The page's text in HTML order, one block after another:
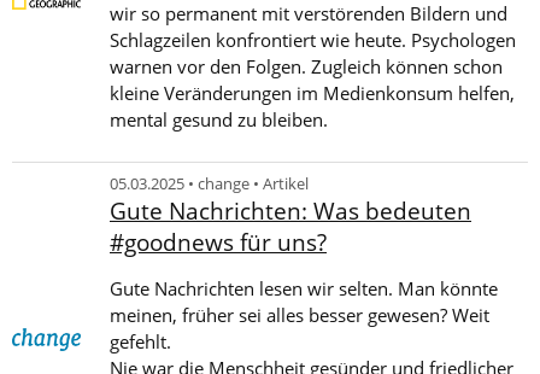
wir so permanent mit verstörenden Bildern und
Schlagzeilen konfrontiert wie heute. Psychologen
warnen vor den Folgen. Zugleich können schon
kleine Veränderungen im Medienkonsum helfen,
mental gesund zu bleiben.
05.03.2025 • change • Artikel
Gute Nachrichten: Was bedeuten
#goodnews für uns?
Gute Nachrichten lesen wir selten. Man könnte
meinen, früher sei alles besser gewesen? Weit
gefehlt.
Nie war die Menschheit gesünder und friedlicher